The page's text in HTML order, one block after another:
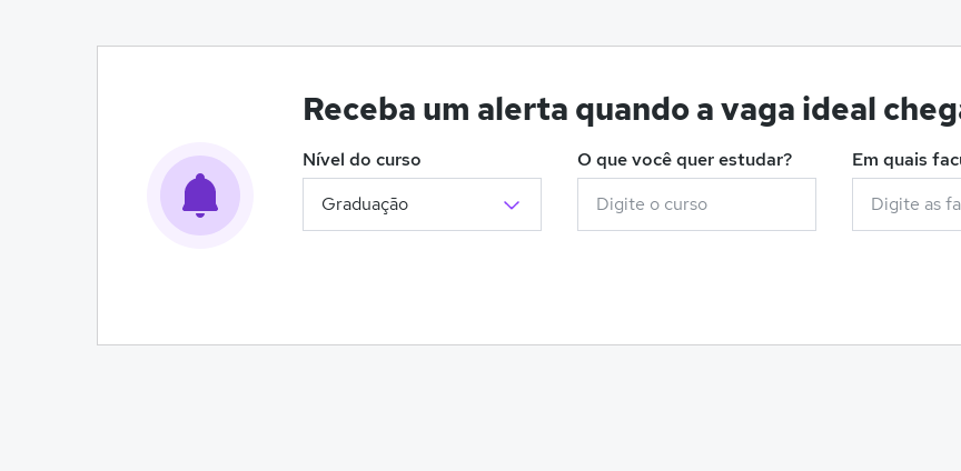
Receba um alerta quando a vaga ideal
Nível do curso O que você quer estudar? Em quais